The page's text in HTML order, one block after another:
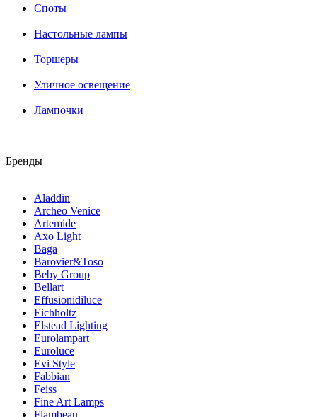
Споты
Настольные лампы
Торшеры
Уличное освещение
Лампочки
Бренды
Aladdin
Archeo Venice
Artemide
Axo Light
Baga
Barovier&Toso
Beby Group
Bellart
Effusionidiluce
Eichholtz
Elstead Lighting
Eurolampart
Euroluce
Evi Style
Fabbian
Feiss
Fine Art Lamps
Flambeau